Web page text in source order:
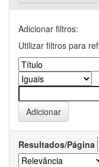
Adicionar filtros:
Utilizar filtros para
Resultados/Página